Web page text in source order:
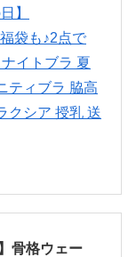
骨格ウェー